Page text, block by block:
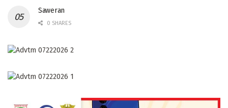
Saweran
0 SHARES